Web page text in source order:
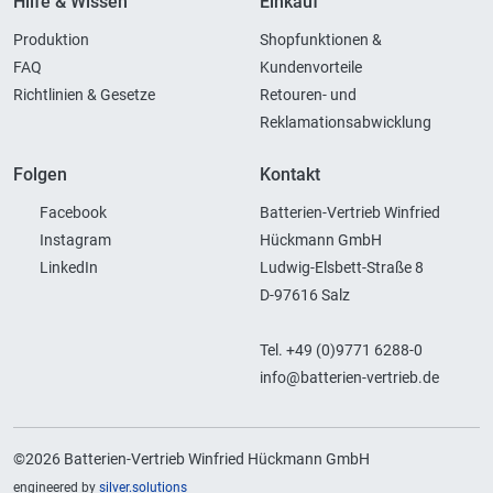
Produktion
FAQ
Richtlinien & Gesetze
Shopfunktionen &
Kundenvorteile
Retouren- und
Reklamationsabwicklung
Folgen
Facebook
Instagram
LinkedIn
Kontakt
Batterien-Vertrieb Winfried
Hückmann GmbH
Ludwig-Elsbett-Straße 8
D-97616 Salz
Tel. +49 (0)9771 6288-0
info@batterien-vertrieb.de
©2026 Batterien-Vertrieb Winfried Hückmann GmbH
engineered by silver.solutions